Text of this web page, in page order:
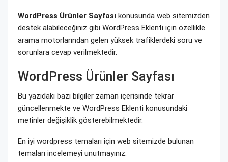
WordPress Ürünler Sayfası konusunda web sitemizden
destek alabileceğiniz gibi WordPress Eklenti için özellikle
arama motorlarından gelen yüksek trafiklerdeki soru ve
sorunlara cevap verilmektedir.
WordPress Ürünler Sayfası
Bu yazıdaki bazı bilgiler zaman içerisinde tekrar
güncellenmekte ve WordPress Eklenti konusundaki
metinler değişiklik gösterebilmektedir.
En iyi wordpress temaları için web sitemizde bulunan
temaları incelemeyi unutmayınız.